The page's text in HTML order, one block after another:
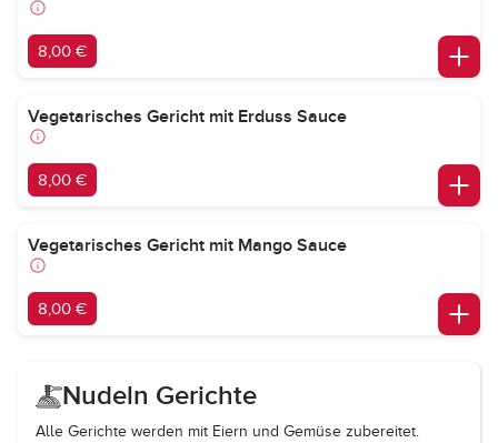
8,00 €
Vegetarisches Gericht mit Erduss Sauce
8,00 €
Vegetarisches Gericht mit Mango Sauce
8,00 €
Nudeln Gerichte
Alle Gerichte werden mit Eiern und Gemüse zubereitet.